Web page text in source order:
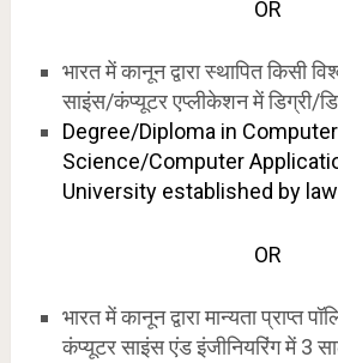
OR
भारत में कानून द्वारा स्थापित किसी
साइंस/कंप्यूटर एप्लीकेशन में डिग्री/
Degree/Diploma in Computer
Science/Computer
University established by
OR
भारत में कानून द्वारा मान्यता प्राप्त
कंप्यूटर साइंस एंड इंजीनियरिंग में 3